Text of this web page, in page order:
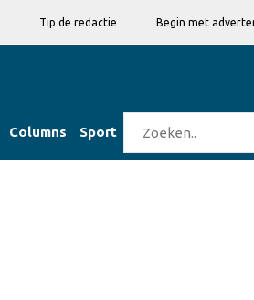
Tip de redactie Begin met
Columns Sport